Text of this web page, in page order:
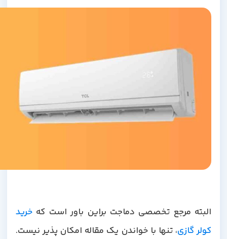
البته مرجع تخصصی دماجت براین باور است که خرید
کولر گازی، تنها با خواندن یک مقاله امکان پذیر نیست.